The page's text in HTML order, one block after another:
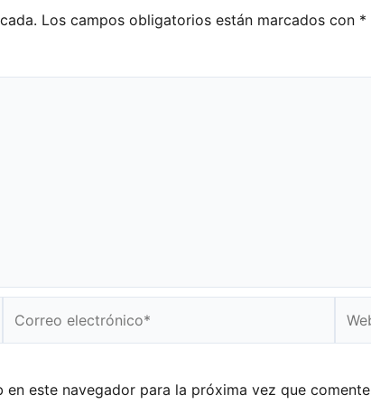
Los campos obligatorios están marcados con *
electrónico*
este navegador para la próxima vez que